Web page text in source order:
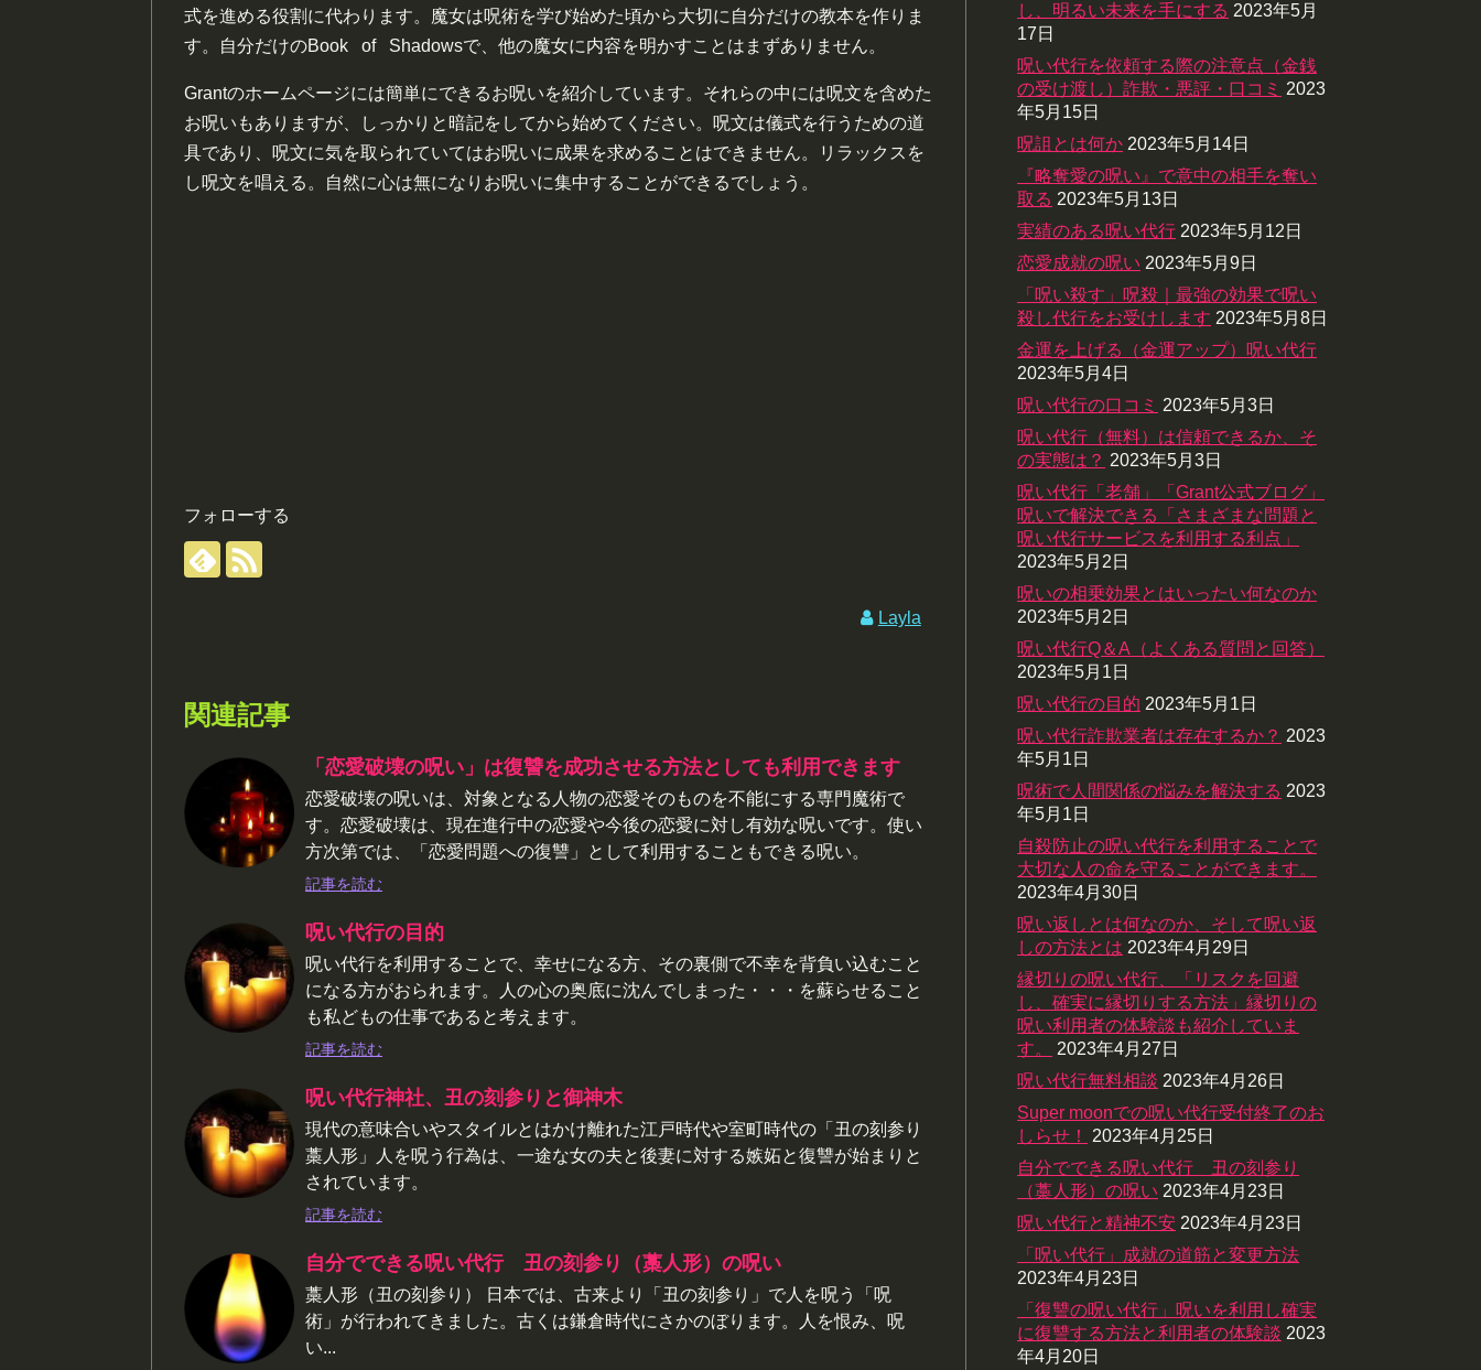
式を進める役割に代わります。魔女は呪術を学び始めた頃から大切に自分だけの教本を作りま
す。自分だけのBook of Shadowsで、他の魔女に内容を明かすことはまずありません。
Grantのホームページには簡単にできるお呪いを紹介しています。それらの中には呪文を含めた
お呪いもありますが、しっかりと暗記をしてから始めてください。呪文は儀式を行うための道
具であり、呪文に気を取られていてはお呪いに成果を求めることはできません。リラックスを
し呪文を唱える。自然に心は無になりお呪いに集中することができるでしょう。
フォローする
Layla
関連記事
「恋愛破壊の呪い」は復讐を成功させる方法としても利用できます
恋愛破壊の呪いは、対象となる人物の恋愛そのものを不能にする専門魔術で
す。恋愛破壊は、現在進行中の恋愛や今後の恋愛に対し有効な呪いです。使い
方次第では、「恋愛問題への復讐」として利用することもできる呪い。
記事を読む
呪い代行の目的
呪い代行を利用することで、幸せになる方、その裏側で不幸を背負い込むこと
になる方がおられます。人の心の奥底に沈んでしまった・・・を蘇らせること
も私どもの仕事であると考えます。
記事を読む
呪い代行神社、丑の刻参りと御神木
現代の意味合いやスタイルとはかけ離れた江戸時代や室町時代の「丑の刻参り
藁人形」人を呪う行為は、一途な女の夫と後妻に対する嫉妬と復讐が始まりと
されています。
記事を読む
自分でできる呪い代行 丑の刻参り（藁人形）の呪い
藁人形（丑の刻参り） 日本では、古来より「丑の刻参り」で人を呪う「呪
術」が行われてきました。古くは鎌倉時代にさかのぼります。人を恨み、呪
い...
し、明るい未来を手にする 2023年5月
17日
呪い代行を依頼する際の注意点（金銭
の受け渡し）詐欺・悪評・口コミ 2023
年5月15日
呪詛とは何か 2023年5月14日
『略奪愛の呪い』で意中の相手を奪い
取る 2023年5月13日
実績のある呪い代行 2023年5月12日
恋愛成就の呪い 2023年5月9日
「呪い殺す」呪殺｜最強の効果で呪い
殺し代行をお受けします 2023年5月8日
金運を上げる（金運アップ）呪い代行
2023年5月4日
呪い代行の口コミ 2023年5月3日
呪い代行（無料）は信頼できるか、そ
の実態は？ 2023年5月3日
呪い代行「老舗」「Grant公式ブログ」
呪いで解決できる「さまざまな問題と
呪い代行サービスを利用する利点」
2023年5月2日
呪いの相乗効果とはいったい何なのか
2023年5月2日
呪い代行Q＆A（よくある質問と回答）
2023年5月1日
呪い代行の目的 2023年5月1日
呪い代行詐欺業者は存在するか？ 2023
年5月1日
呪術で人間関係の悩みを解決する 2023
年5月1日
自殺防止の呪い代行を利用することで
大切な人の命を守ることができます。
2023年4月30日
呪い返しとは何なのか、そして呪い返
しの方法とは 2023年4月29日
縁切りの呪い代行、「リスクを回避
し、確実に縁切りする方法」縁切りの
呪い利用者の体験談も紹介していま
す。
2023年4月27日
呪い代行無料相談 2023年4月26日
Super moonでの呪い代行受付終了のお
しらせ！
2023年4月25日
自分でできる呪い代行 丑の刻参り
（藁人形）の呪い 2023年4月23日
呪い代行と精神不安 2023年4月23日
「呪い代行」成就の道筋と変更方法
2023年4月23日
「復讐の呪い代行」呪いを利用し確実
に復讐する方法と利用者の体験談 2023
年4月20日